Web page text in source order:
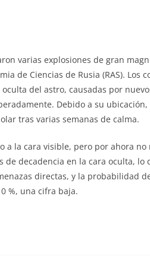
varias explosiones de gran
de Ciencias de Rusia (RAS). Los
del astro, causadas por
Debido a su ubicación,
tras varias semanas de calma.
a la cara visible, pero por ahora
de decadencia en la cara oculta,
directas, y la probabilidad
%, una cifra baja.